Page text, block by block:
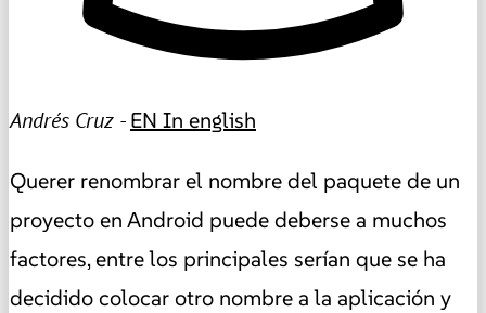
Andrés Cruz -EN In english
Querer renombrar el nombre del paquete de un
proyecto en Android puede deberse a muchos
factores, entre los principales serían que se ha
decidido colocar otro nombre a la aplicación y